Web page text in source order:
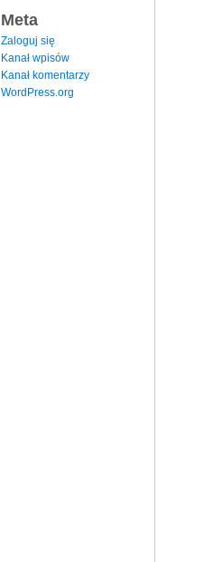
Meta
Zaloguj się
Kanał wpisów
Kanał komentarzy
WordPress.org